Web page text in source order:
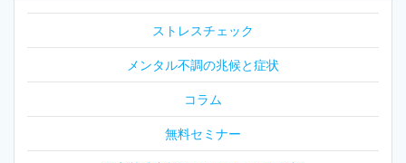
ストレスチェック
メンタル不調の兆候と症状
コラム
無料セミナー